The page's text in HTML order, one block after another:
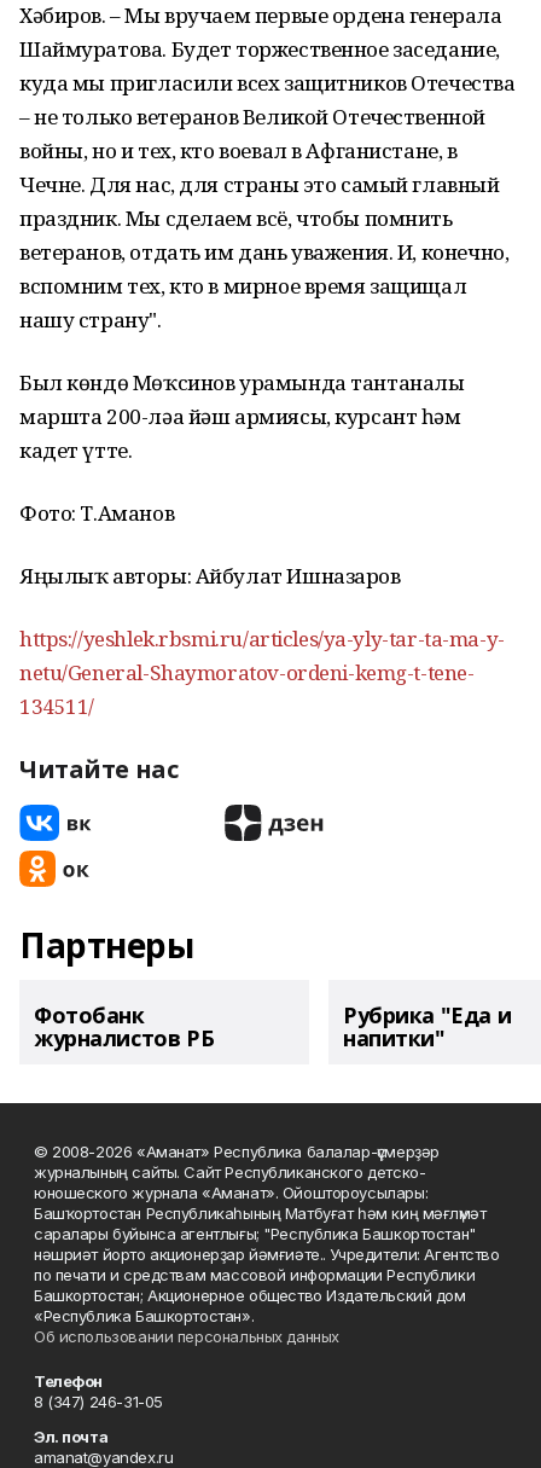
Хәбиров. – Мы вручаем первые ордена генерала
Шаймуратова. Будет торжественное заседание,
куда мы пригласили всех защитников Отечества
– не только ветеранов Великой Отечественной
войны, но и тех, кто воевал в Афганистане, в
Чечне. Для нас, для страны это самый главный
праздник. Мы сделаем всё, чтобы помнить
ветеранов, отдать им дань уважения. И, конечно,
вспомним тех, кто в мирное время защищал
нашу страну".
Был көндө Мөҡсинов урамында тантаналы
маршта 200-ләа йәш армиясы, курсант һәм
кадет үтте.
Фото: Т.Аманов
Яңылыҡ авторы: Айбулат Ишназаров
https://yeshlek.rbsmi.ru/articles/ya-yly-tar-ta-ma-y-
netu/General-Shaymoratov-ordeni-kemg-t-tene-
134511/
Читайте нас
Партнеры
Фотобанк
журналистов РБ
Рубрика "Еда и
напитки"
© 2008-2026 «Аманат» Республика балалар-үҫмерҙәр
журналының сайты. Сайт Республиканского детско-
юношеского журнала «Аманат». Ойоштороусылары:
Башҡортостан Республикаһының Матбуғат һәм киң мәғлүмәт
саралары буйынса агентлығы; "Республика Башкортостан"
нәшриәт йорто акционерҙар йәмғиәте.. Учредители: Агентство
по печати и средствам массовой информации Республики
Башкортостан; Акционерное общество Издательский дом
«Республика Башкортостан».
Об использовании персональных данных
Телефон
8 (347) 246-31-05
Эл. почта
amanat@yandex.ru